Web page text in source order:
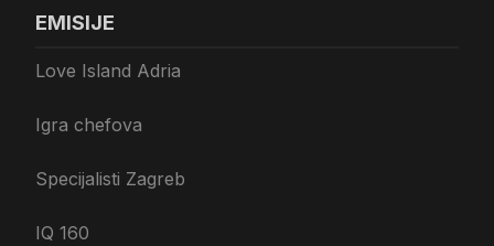
EMISIJE
Love Island Adria
Igra chefova
Specijalisti Zagreb
IQ 160